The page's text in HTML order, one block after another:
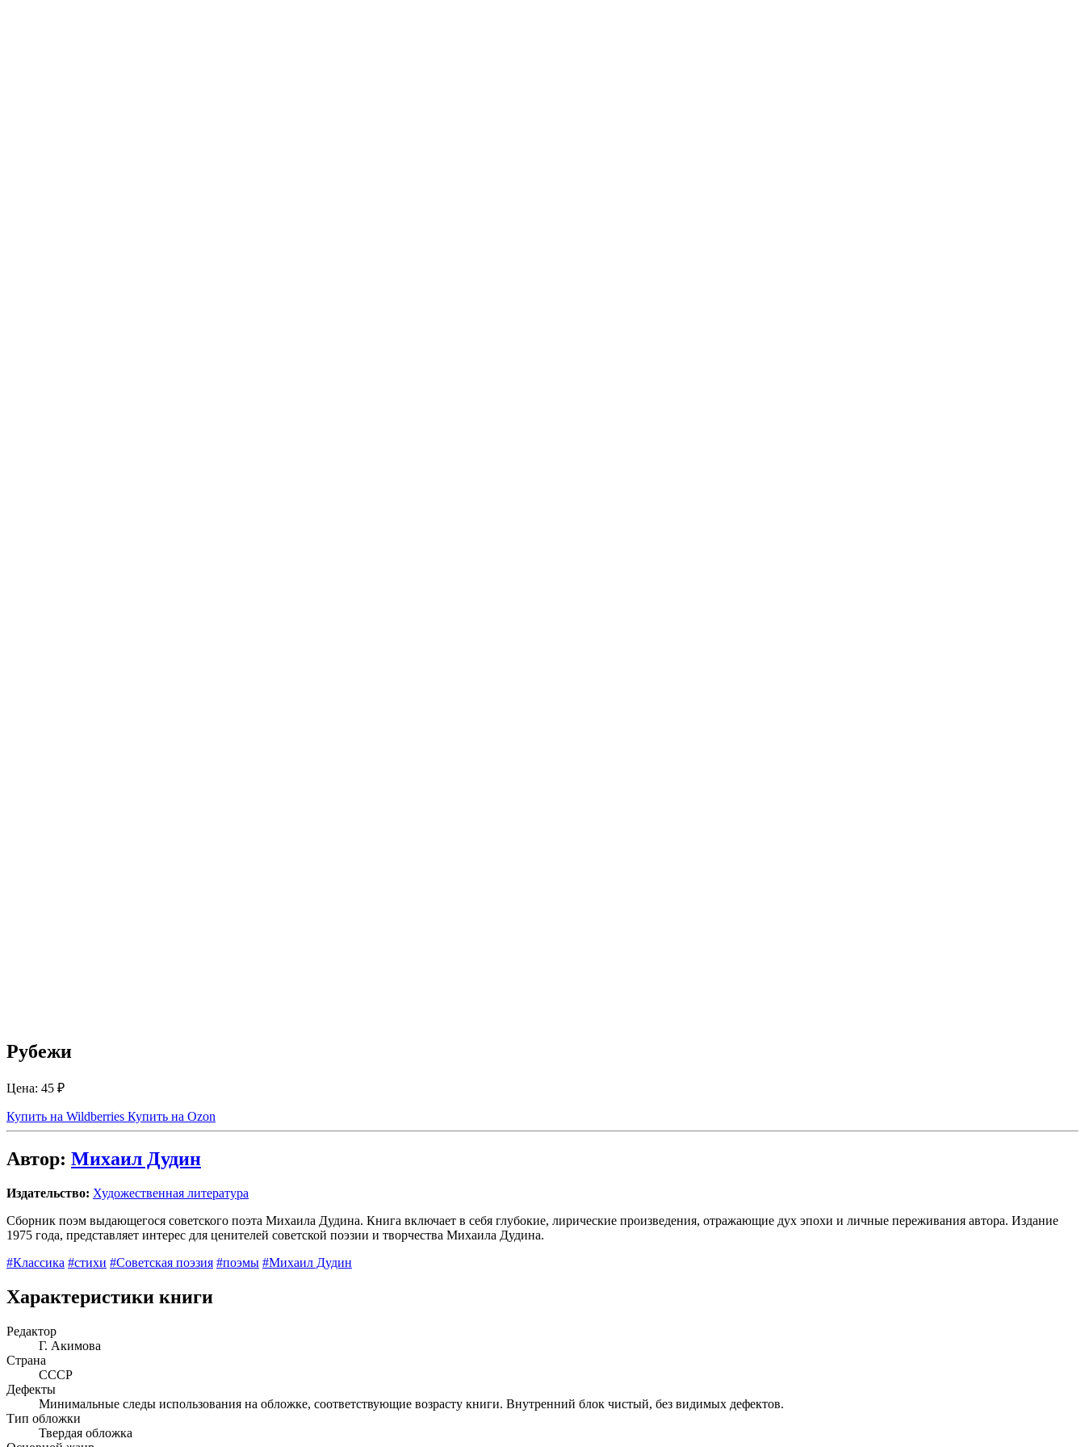
Рубежи
Цена: 45 ₽
Купить на Wildberries Купить на Ozon
Автор: Михаил Дудин
Издательство: Художественная литература
Сборник поэм выдающегося советского поэта Михаила Дудина. Книга включает в себя глубокие, лирические произведения, отражающие дух эпохи и личные переживания автора. Издание
1975 года, представляет интерес для ценителей советской поэзии и творчества Михаила Дудина.
#Классика #стихи #Советская поэзия #поэмы #Михаил Дудин
Характеристики книги
Редактор
Г. Акимова
Страна
СССР
Дефекты
Минимальные следы использования на обложке, соответствующие возрасту книги. Внутренний блок чистый, без видимых дефектов.
Тип обложки
Твердая обложка